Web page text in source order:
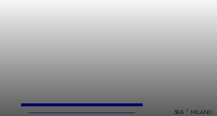
FareMusic
36.6 C MILANO